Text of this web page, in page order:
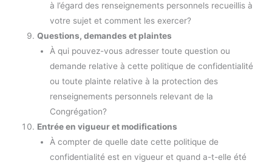
à l’égard des renseignements personnels recueillis à
votre sujet et comment les exercer?
Questions, demandes et plaintes
À qui pouvez-vous adresser toute question ou
demande relative à cette politique de confidentialité
ou toute plainte relative à la protection des
renseignements personnels relevant de la
Congrégation?
Entrée en vigueur et modifications
À compter de quelle date cette politique de
confidentialité est en vigueur et quand a-t-elle été